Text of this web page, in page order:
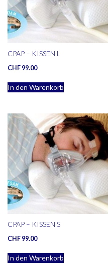
CPAP – KISSEN L
CHF 99.00
In den Warenkorb
CPAP – KISSEN S
CHF 99.00
In den Warenkorb